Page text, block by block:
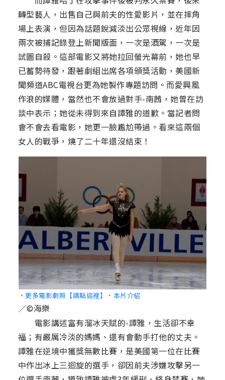
轉型藝人，出售自己與前夫的性愛影片，並在摔角
場上表演，但因為話題銳減淡出公眾視線，近年因
兩次被捕記錄登上新聞版面，一次是酒駕，一次是
試圖自殺。這部電影又將她拉回螢光幕前，她也早
已蓄勢待發，跟著劇組出席各項頒獎活動，美國新
聞頻道ABC電視台更為她製作專題訪問。而愛興風
作浪的媒體，當然也不會放過對手-南茜，她曾在訪
談中表示；她從未得到來自譚雅的道歉。當記者問
會不會去看電影，她更一臉尷尬帶過。看來這兩個
女人的戰爭，燒了二十年還沒結束！
‧更多電影劇照【請點這裡】 ‧本片介紹
／©海樂
電影講述富有溜冰天賦的-譚雅，生活卻不幸
福；有嚴厲冷淡的媽媽、還有會動手打他的丈夫。
譚雅在逆境中獲獎無數比賽，是美國第一位在比賽
中作出冰上三迴旋的選手，卻因前夫涉嫌攻擊另一